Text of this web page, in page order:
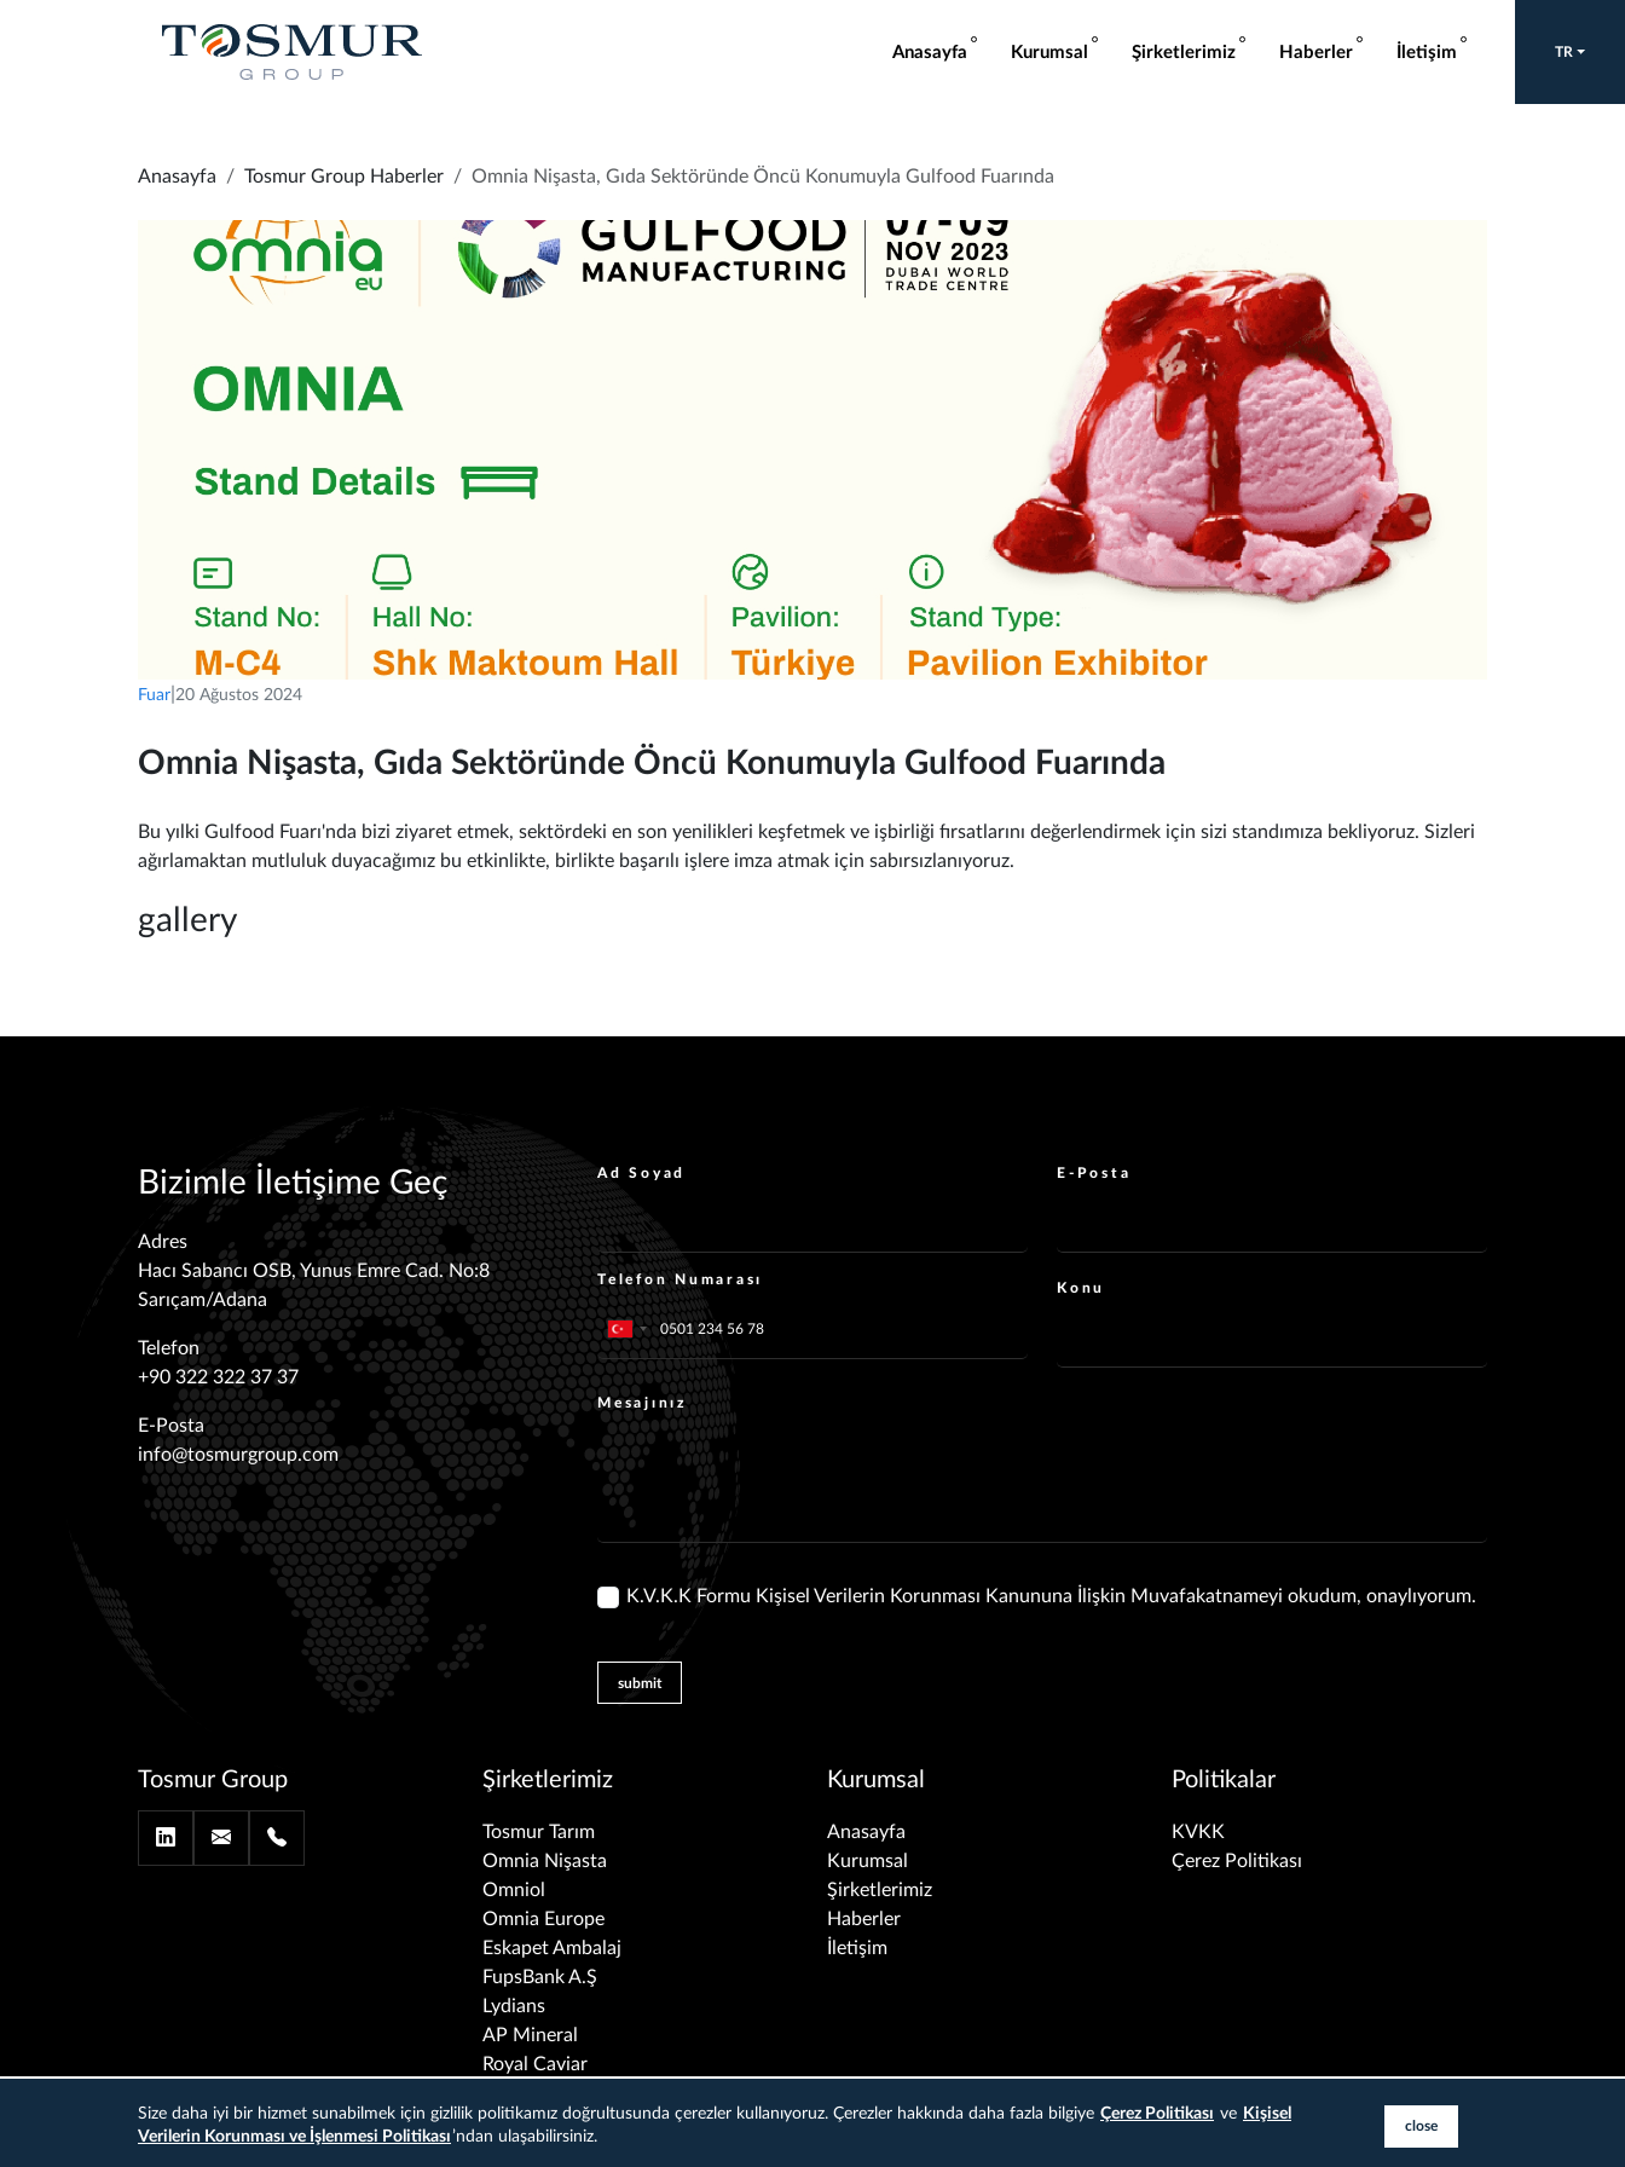
Anasayfa Kurumsal Şirketlerimiz Haberler İletişim TR
Anasayfa Tosmur Group Haberler Omnia Nişasta, Gıda Sektöründe Öncü Konumuyla Gulfood Fuarında
Fuar 20 Ağustos 2024
Omnia Nişasta, Gıda Sektöründe Öncü Konumuyla Gulfood Fuarında
Bu yılki Gulfood Fuarı'nda bizi ziyaret etmek, sektördeki en son yenilikleri keşfetmek ve işbirliği fırsatlarını değerlendirmek için sizi standımıza bekliyoruz. Sizleri
ağırlamaktan mutluluk duyacağımız bu etkinlikte, birlikte başarılı işlere imza atmak için sabırsızlanıyoruz.
gallery
Bizimle İletişime Geç
Adres
Hacı Sabancı OSB, Yunus Emre Cad. No:8
Sarıçam/Adana
Telefon
+90 322 322 37 37
E-Posta
info@tosmurgroup.com
Ad Soyad E-Posta
Telefon Numarası
Konu
Mesajınız
K.V.K.K Formu Kişisel Verilerin Korunması Kanununa İlişkin Muvafakatnameyi okudum, onaylıyorum.
submit
Tosmur Group Şirketlerimiz
Tosmur Tarım
Omnia Nişasta
Omniol
Omnia Europe
Eskapet Ambalaj
FupsBank A.Ş
Lydians
AP Mineral
Royal Caviar
Imaginite Studios
Kurumsal
Anasayfa
Kurumsal
Şirketlerimiz
Haberler
İletişim
Politikalar
KVKK
Çerez Politikası
Size daha iyi bir hizmet sunabilmek için gizlilik politikamız doğrultusunda çerezler kullanıyoruz. Çerezler hakkında daha fazla bilgiye Çerez Politikası ve Kişisel
Verilerin Korunması ve İşlenmesi Politikası ’ndan ulaşabilirsiniz.
close